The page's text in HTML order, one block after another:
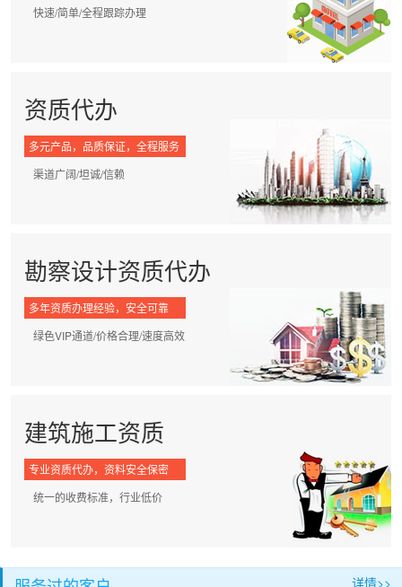
快速/简单/全程跟踪办理
资质代办
多元产品，品质保证，全程服务
渠道广阔/坦诚/信赖
勘察设计资质代办
多年资质办理经验，安全可靠
绿色VIP通道/价格合理/速度高效
建筑施工资质
专业资质代办，资料安全保密
统一的收费标准，行业低价
详情>>